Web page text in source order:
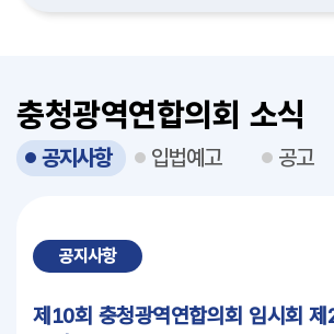
충청광역연합의회 소식
공지사항
공지사항
제10회 충청광역연합의회 임시회 제
입법예고 공고